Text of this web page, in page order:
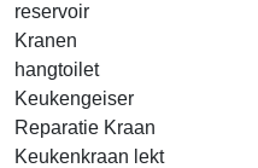
reservoir
Kranen
hangtoilet
Keukengeiser
Reparatie Kraan
Keukenkraan lekt